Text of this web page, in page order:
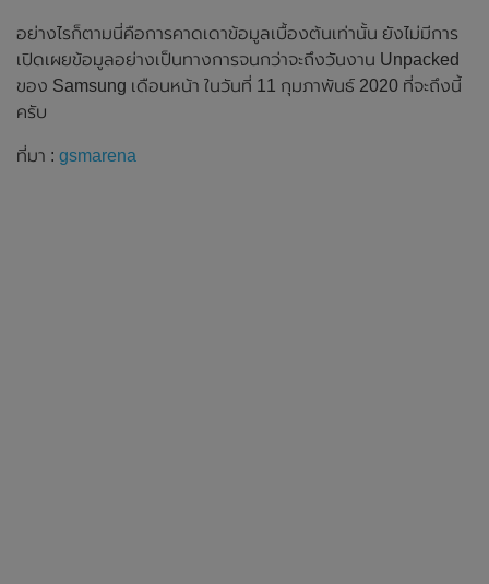
อย่างไรก็ตามนี่คือการคาดเดาข้อมูลเบื้องต้นเท่านั้น ยังไม่มีการ
เปิดเผยข้อมูลอย่างเป็นทางการจนกว่าจะถึงวันงาน Unpacked
ของ Samsung เดือนหน้า ในวันที่ 11 กุมภาพันธ์ 2020 ที่จะถึงนี้
ครับ
ที่มา : gsmarena